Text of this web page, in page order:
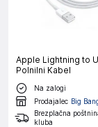
Apple Lightning to
Polnilni Kabel
Na zalogi
Prodajalec Big
Brezplačna
kluba